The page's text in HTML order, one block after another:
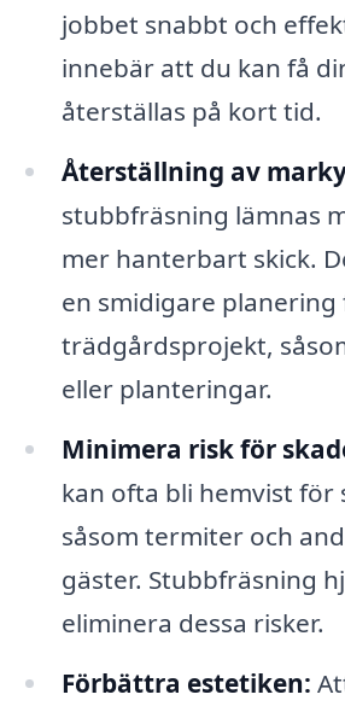
jobbet snabbt och
innebär att du kan få
återställas på kort tid.
Återställning av
stubbfräsning lämnas
mer hanterbart skick.
en smidigare
trädgårdsprojekt,
eller planteringar.
Minimera risk för
kan ofta bli hemvist för
såsom termiter och
gäster. Stubbfräsning
eliminera dessa risker.
Förbättra estetiken: